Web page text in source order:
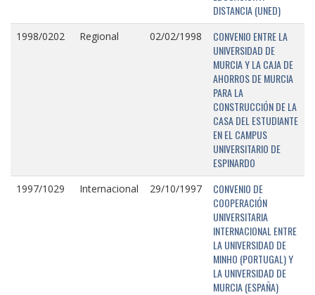
DISTANCIA (UNED)
1998/0202 Regional 02/02/1998
CONVENIO ENTRE LA
UNIVERSIDAD DE
MURCIA Y LA CAJA DE
AHORROS DE MURCIA
PARA LA
CONSTRUCCIÓN DE LA
CASA DEL ESTUDIANTE
EN EL CAMPUS
UNIVERSITARIO DE
ESPINARDO
1997/1029 Internacional 29/10/1997
CONVENIO DE
COOPERACIÓN
UNIVERSITARIA
INTERNACIONAL ENTRE
LA UNIVERSIDAD DE
MINHO (PORTUGAL) Y
LA UNIVERSIDAD DE
MURCIA (ESPAÑA)